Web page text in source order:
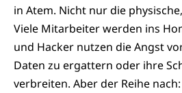
in Atem. Nicht nur die
Viele Mitarbeiter werden ins
und Hacker nutzen die Angst
Daten zu ergattern oder ihre
verbreiten. Aber der Reihe